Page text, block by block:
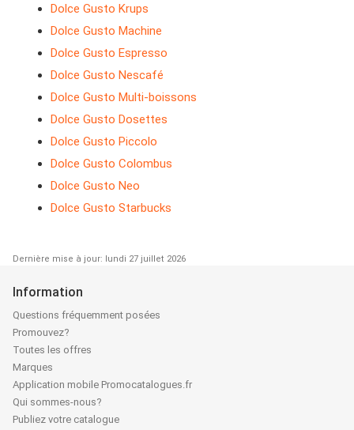
Dolce Gusto Krups
Dolce Gusto Machine
Dolce Gusto Espresso
Dolce Gusto Nescafé
Dolce Gusto Multi-boissons
Dolce Gusto Dosettes
Dolce Gusto Piccolo
Dolce Gusto Colombus
Dolce Gusto Neo
Dolce Gusto Starbucks
Dernière mise à jour: lundi 27 juillet 2026
Information
Questions fréquemment posées
Promouvez?
Toutes les offres
Marques
Application mobile Promocatalogues.fr
Qui sommes-nous?
Publiez votre catalogue